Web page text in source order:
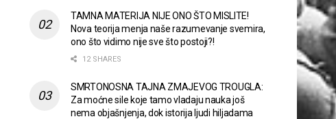
TAMNA MATERIJA NIJE ONO ŠTO MISLITE!
Nova teorija menja naše razumevanje svemira,
ono što vidimo nije sve što postoji?!
12 SHARES
SMRTONOSNA TAJNA ZMAJEVOG TROUGLA:
Za moćne sile koje tamo vladaju nauka još
nema objašnjenja, dok istorija ljudi hiljadama